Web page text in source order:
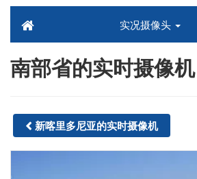
实况摄像头
南部省的实时摄像机
新喀里多尼亚的实时摄像机